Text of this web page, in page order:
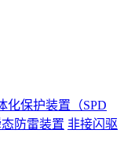
化保护装置（SPD
防雷装置 非接闪驱